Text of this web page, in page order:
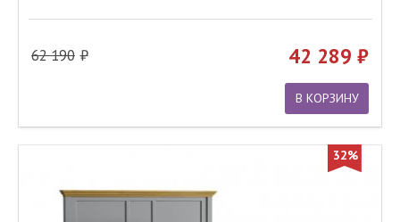
62 190 42 289
В КОРЗИНУ
32%